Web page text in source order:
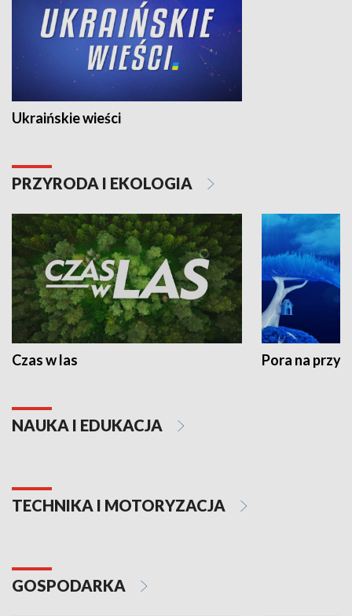
Ukraińskie wieści
PRZYRODA I EKOLOGIA
Czas w las Pora na
NAUKA I EDUKACJA
TECHNIKA I MOTORYZACJA
GOSPODARKA